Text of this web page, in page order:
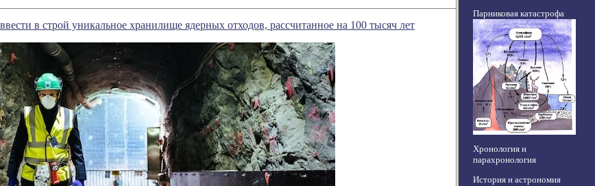
в строй уникальное хранилище ядерных отходов, рассчитанное на 100 тысяч лет
Парниковая катастрофа
Хронология и
парахронология
История и астрономия